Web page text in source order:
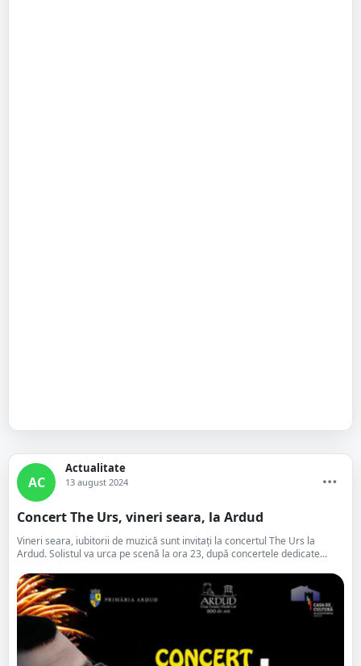
AC
Actualitate
13 august 2024
Concert The Urs, vineri seara, la Ardud
Vineri seara, iubitorii de muzică sunt invitați la concertul The Urs la
Ardud. Solistul va urca pe scenă la ora 23, după concertele dedicate...